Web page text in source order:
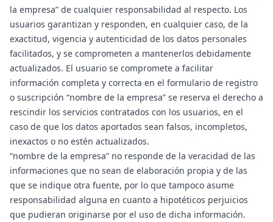
la empresa” de cualquier responsabilidad al respecto. Los
usuarios garantizan y responden, en cualquier caso, de la
exactitud, vigencia y autenticidad de los datos personales
facilitados, y se comprometen a mantenerlos debidamente
actualizados. El usuario se compromete a facilitar
información completa y correcta en el formulario de registro
o suscripción “nombre de la empresa” se reserva el derecho a
rescindir los servicios contratados con los usuarios, en el
caso de que los datos aportados sean falsos, incompletos,
inexactos o no estén actualizados.
“nombre de la empresa” no responde de la veracidad de las
informaciones que no sean de elaboración propia y de las
que se indique otra fuente, por lo que tampoco asume
responsabilidad alguna en cuanto a hipotéticos perjuicios
que pudieran originarse por el uso de dicha información.